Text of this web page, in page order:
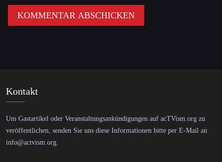
Kontakt
Um Gastartikel oder Veranstaltungsankündigungen auf acTVism.org zu
veröffentlichen, senden Sie uns diese Informationen bitte per E-Mail an
info@actvism.org.